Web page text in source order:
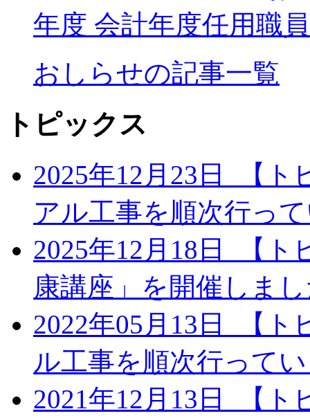
年度 会計年度任用職
おしらせの記事一覧
トピックス
2025年12月23日
【
アル工事を順次行っ
2025年12月18日
【
康講座」を開催しま
2022年05月13日
【
ル工事を順次行って
2021年12月13日
【